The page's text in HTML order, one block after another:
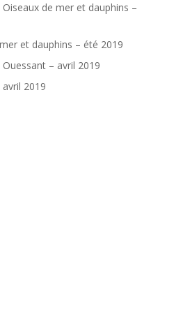
Oiseaux de mer et dauphins –
et dauphins – été 2019
Ouessant – avril 2019
2019